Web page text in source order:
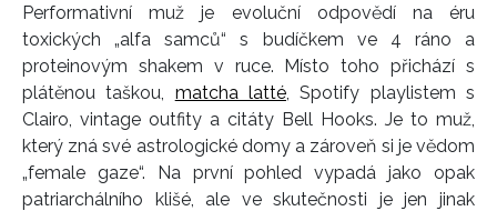
Performativní muž je evoluční odpovědí na éru
toxických „alfa samců“ s budíčkem ve 4 ráno a
proteinovým shakem v ruce. Místo toho přichází s
plátěnou taškou, matcha latté , Spotify playlistem s
Clairo, vintage outfity a citáty Bell Hooks. Je to muž,
který zná své astrologické domy a zároveň si je vědom
„female gaze“. Na první pohled vypadá jako opak
patriarchálního klišé, ale ve skutečnosti je jen jinak